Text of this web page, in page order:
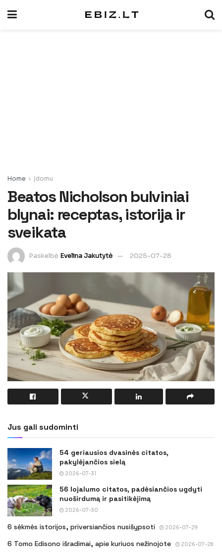
Home Įdomu
Beatos Nicholson bulviniai
blynai: receptas, istorija ir
sveikata
Paskelbė Evelina Jakutytė 2025-07-28
Jus gali sudominti
54 geriausios dvasinės citatos,
pakylėjančios sielą
2026-07-31
56 lojalumo citatos, padėsiančios ugdyti
nuoširdumą ir pasitikėjimą
2026-07-30
6 sėkmės istorijos, priversiančios nusišypsoti 2026-07-29
6 Tomo Edisono išradimai, apie kuriuos nežinojote 2026-07-28